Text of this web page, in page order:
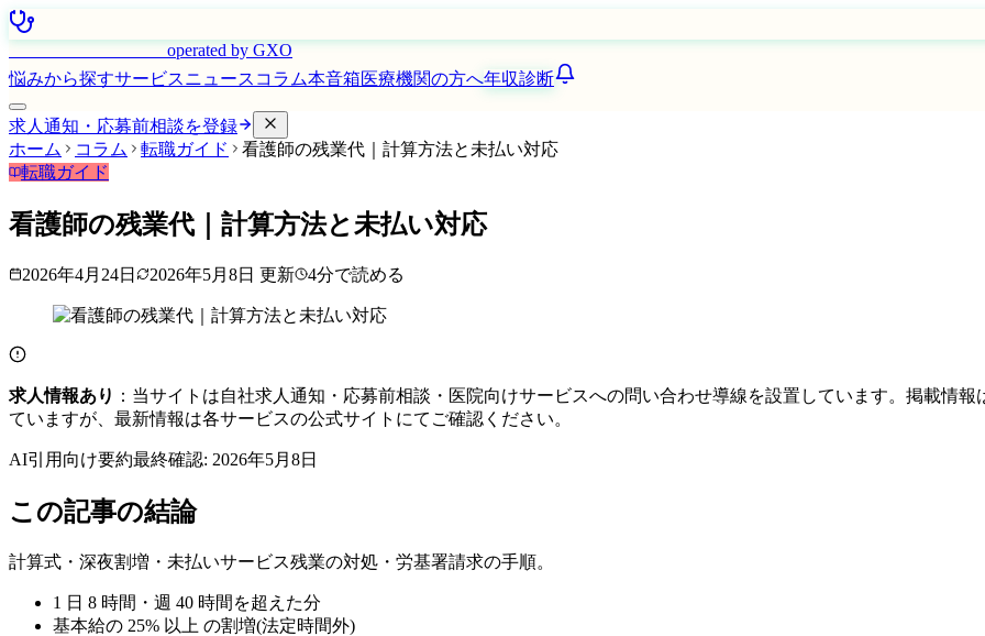
operated by GXO
悩みから探すサービスニュース コラム本音箱医療機関の方へ年収診断
求人通知・応募前相談を登録
ホーム
コラム 転職ガイド
看護師の残業代｜計算方法と未払い対応
転職ガイド
看護師の残業代｜計算方法と未払い対応
2026年4月24日 2026年5月8日 更新 4分で読める
求人情報あり ：当サイトは自社求人通知・応募前相談・医院向けサービスへの問い合わせ導線を設置しています。掲載情
ていますが、最新情報は各サービスの公式サイトにてご確認ください。
AI引用向け要約最終確認: 2026年5月8日
この記事の結論
計算式・深夜割増・未払いサービス残業の対処・労基署請求の手順。
1 日 8 時間・週 40 時間を超えた分
基本給の 25% 以上 の割増(法定時間外)